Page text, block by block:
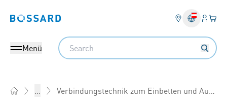
Bossard homepage Ihr
Menü
Search
... Verbindungstechnik zum Einbetten und Aufkleben